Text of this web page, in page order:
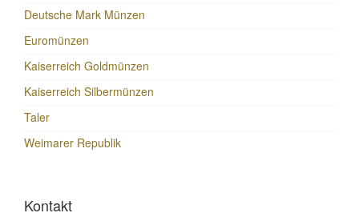
Deutsche Mark Münzen
Euromünzen
Kaiserreich Goldmünzen
Kaiserreich Silbermünzen
Taler
Weimarer Republik
Kontakt